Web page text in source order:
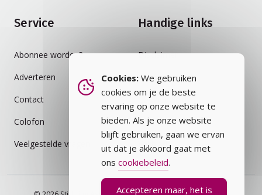
Service
Abonnee worden?
Adverteren
Contact
Colofon
Veelgestelde vragen
Handige links
Disclaimer
Auteursrecht
Cookiebeleid
Privacybeleid
Vakblad
Cookies: We gebruiken
cookies om je de beste
ervaring op onze website te
bieden. Als je onze website
blijft gebruiken, gaan we ervan
uit dat je akkoord gaat met
ons cookiebeleid.
Accepteren maar, het is